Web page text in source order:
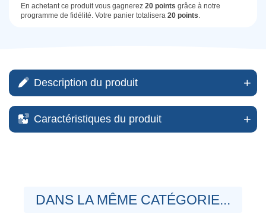
En achetant ce produit vous gagnerez 20 points grâce à notre
programme de fidélité. Votre panier totalisera 20 points.
Description du produit
Caractéristiques du produit
DANS LA MÊME CATÉGORIE...